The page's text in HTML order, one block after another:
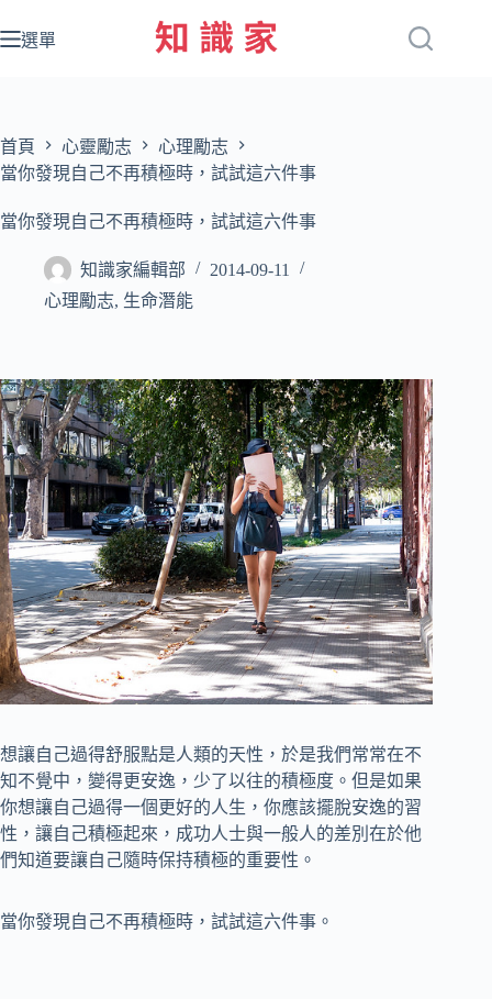
至
容
選單
首頁 心靈勵志
心理勵志
當你發現自己不再積極時，試試這六件事
當你發現自己不再積極時，試試這六件事
知識家編輯部
2014-09-11
心理勵志, 生命潛能
想讓自己過得舒服點是人類的天性，於是我們常常在不
知不覺中，變得更安逸，少了以往的積極度。但是如果
你想讓自己過得一個更好的人生，你應該擺脫安逸的習
性，讓自己積極起來，成功人士與一般人的差別在於他
們知道要讓自己隨時保持積極的重要性。
當你發現自己不再積極時，試試這六件事。